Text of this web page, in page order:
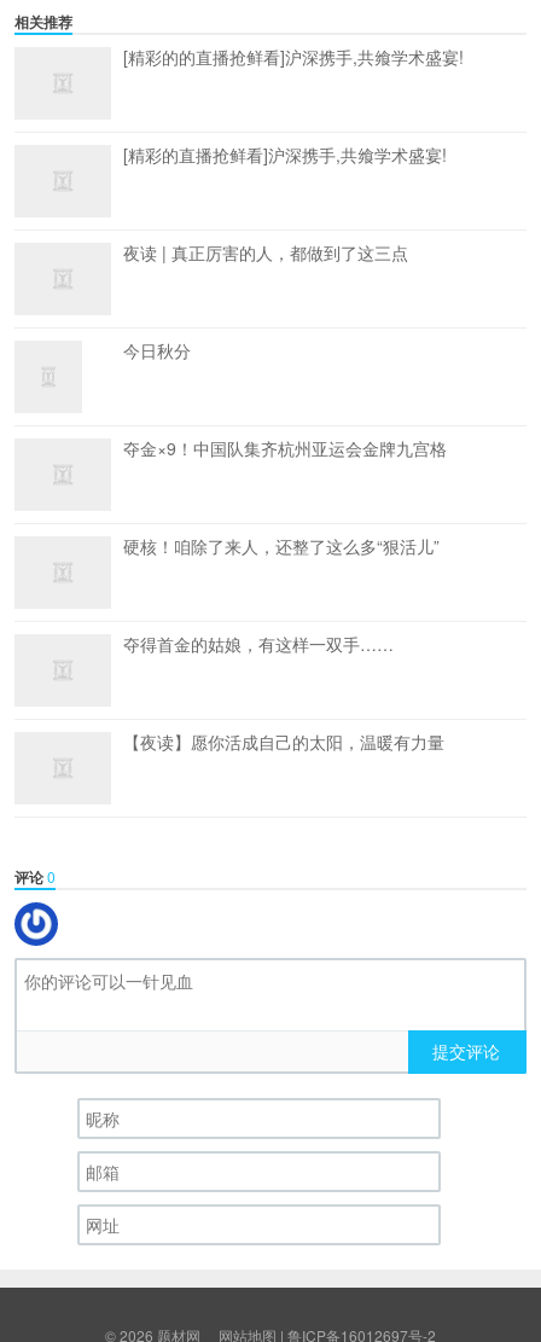
相关推荐
[精彩的的直播抢鲜看]沪深携手,共飨学术盛宴!
[精彩的直播抢鲜看]沪深携手,共飨学术盛宴!
夜读 | 真正厉害的人，都做到了这三点
今日秋分
夺金×9！中国队集齐杭州亚运会金牌九宫格
硬核！咱除了来人，还整了这么多“狠活儿”
夺得首金的姑娘，有这样一双手……
【夜读】愿你活成自己的太阳，温暖有力量
评论0
提交评论
© 2026 题材网 网站地图 | 鲁ICP备16012697号-2